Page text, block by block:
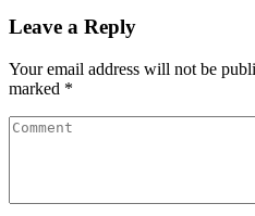
Leave a Reply
Your email address will not be
marked *